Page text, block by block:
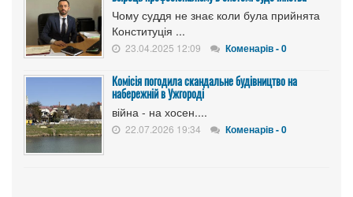
Чому суддя не знає коли була прийнята
Конституція ...
23.04.2025 12:09 Коменарів - 0
Комісія погодила скандальне будівництво на
набережній в Ужгороді
війна - на хосен....
22.07.2026 19:34 Коменарів - 0